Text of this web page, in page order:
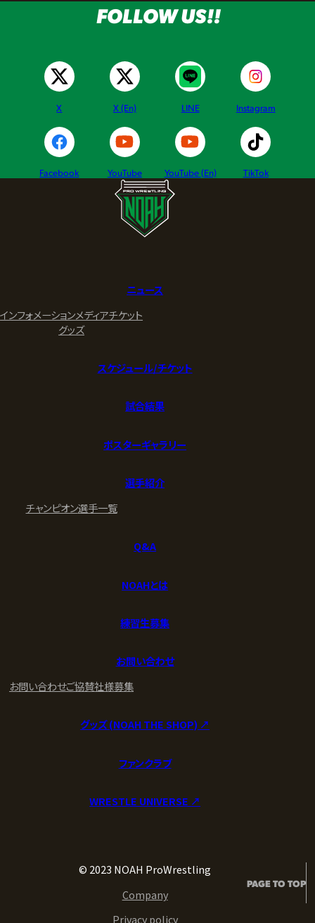
FOLLOW US!!
X X (En) LINE Instagram
Facebook YouTube YouTube (En) TikTok
ニュース
インフォメーションメディアチケット
グッズ
スケジュール/チケット
試合結果
ポスターギャラリー
選手紹介
チャンピオン選手一覧
Q&A
NOAHとは
練習生募集
お問い合わせ
お問い合わせご協賛社様募集
グッズ (NOAH THE SHOP) ↗︎
ファンクラブ
WRESTLE UNIVERSE ↗︎
© 2023 NOAH ProWrestling
Company
Privacy policy
PAGE TO TOP